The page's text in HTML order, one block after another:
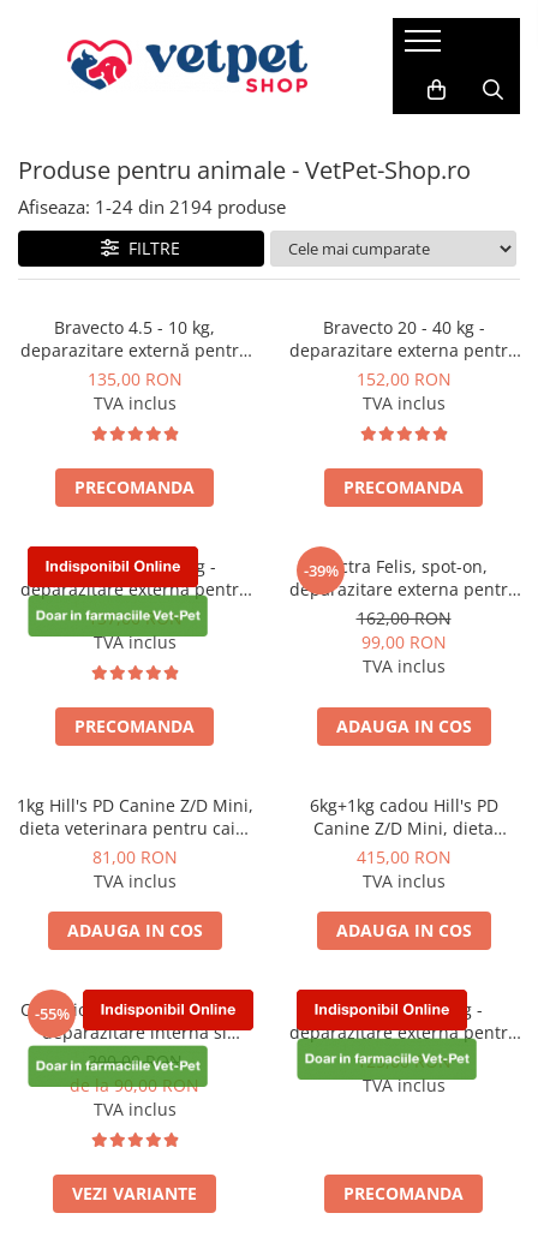
PENTRU CÂINI
ROYAL CANIN
MONGE
Advance
HRANĂ UMEDĂ
CONSERVE
PATE
SALAM
SUPA
DIETE VETERINARE
ROYAL CANIN DIETE
Calibra Diets
PIPETE
COMPRIMATE
ANTIPARAZITARE INTERNE
VITAMINE ȘI SUPLIMENTE
NUTRACEUTICE
VITAMINE
RECOMPENSE
ACCESORII
HĂINUȚE
PENTRU PISICI
ROYAL CANIN
ADVANCE CAT
Brit Premium Cat
HILLS SP
Sam Field
SANABELLE
WHISKAS
HRANĂ UMEDĂ
PLICURI
CONSERVE
DIETE VETERINARE
DIETĂ USCATĂ
DIETĂ UMEDĂ
ANTIPARAZITARE EXTERNE
PIPETE
PASTILE
ANTIPARAZITARE INTERNE
ACCESORII
NISIP
SUPLIMENTE
PENTRU PĂSĂRI
Hrana pentru canari
VITAMINE
FARMACIE VET
RATICIDE
SUPORT CARDIAC
SUPORT RENAL
SUPORT HEPATIC
SUPORT ARTICULAR
SUPORT NEURONAL
Suport pentru piele si blana
Vitamine
ACVARISTICĂ
ACCESORII
ACVARII
CABINET VETERINAR
Milbemax
Neptra
Prazimec
Produse pentru animale - VetPet-Shop.ro
Afiseaza: 1-24 din 2194 produse
FILTRE
Bravecto 4.5 - 10 kg,
deparazitare externă pentru
câini
135,00 RON
TVA inclus
PRECOMANDA
Bravecto 20 - 40 kg -
deparazitare externa pentru
caini
152,00 RON
TVA inclus
PRECOMANDA
Bravecto 10 - 20 kg -
deparazitare externa pentru
caini
137,00 RON
TVA inclus
PRECOMANDA
-39%Vectra Felis, spot-on,
deparazitare externa pentru
pisici, 3 pipete
162,00 RON
99,00 RON
TVA inclus
ADAUGA IN COS
1kg Hill's PD Canine Z/D Mini,
dieta veterinara pentru caini
cu probleme dermatologice
81,00 RON
TVA inclus
ADAUGA IN COS
6kg+1kg cadou Hill's PD
Canine Z/D Mini, dieta
veterinara pentru caini cu
probleme dermatologice
415,00 RON
TVA inclus
ADAUGA IN COS
-55%
Credelio Plus Dog 2.8-5.5kg ,
deparazitare interna si
externa pentru caini, 3 pastile
200,00 RON
de la 90,00 RON
TVA inclus
VEZI VARIANTE
Bravecto 2 - 4,5 kg -
deparazitare externa pentru
caini
125,00 RON
TVA inclus
PRECOMANDA